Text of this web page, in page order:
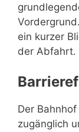
ein kurzer
der Abfahrt.
Der
zugänglich